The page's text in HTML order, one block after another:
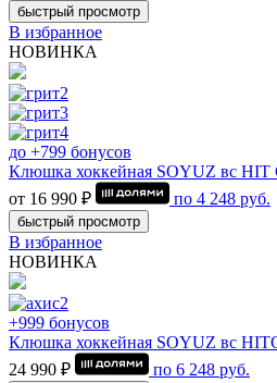
быстрый просмотр
В избранное
НОВИНКА
до +799 бонусов
Клюшка хоккейная SOYUZ вс HIT
от 16 990 ₽
по 4 248 руб.
быстрый просмотр
В избранное
НОВИНКА
+999 бонусов
Клюшка хоккейная SOYUZ вс
24 990 ₽
по 6 248 руб.